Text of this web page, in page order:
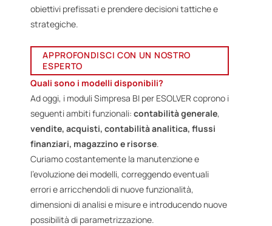
obiettivi prefissati e prendere decisioni tattiche e
strategiche.
APPROFONDISCI CON UN NOSTRO
ESPERTO
Quali sono i modelli disponibili?
Ad oggi, i moduli Simpresa BI per ESOLVER coprono i
seguenti ambiti funzionali: contabilità generale,
vendite, acquisti, contabilità analitica, flussi
finanziari, magazzino e risorse.
Curiamo costantemente la manutenzione e
l’evoluzione dei modelli, correggendo eventuali
errori e arricchendoli di nuove funzionalità,
dimensioni di analisi e misure e introducendo nuove
possibilità di parametrizzazione.